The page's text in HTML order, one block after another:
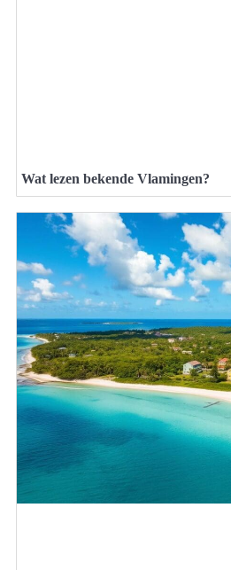
Wat lezen bekende Vlamingen?